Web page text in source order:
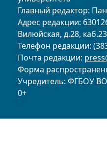
Главный редактор:
Адрес редакции:
Вилюйская, д.28,
Телефон редакции:
Почта редакции:
Форма
Учредитель: ФГБОУ
0+